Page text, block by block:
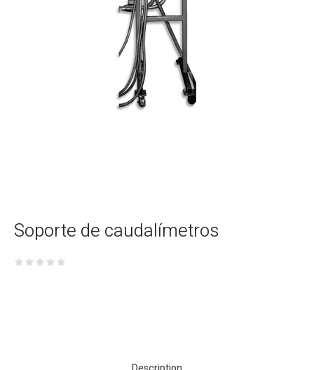
Soporte de caudalímetros